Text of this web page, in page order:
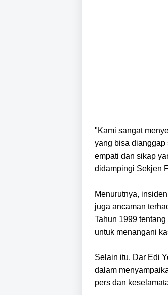
"Kami sangat
yang bisa dianggap
empati dan sikap
didampingi Sekjen
Menurutnya,
juga ancaman
Tahun 1999
untuk menangani
Selain itu, Dar Edi
dalam
pers dan